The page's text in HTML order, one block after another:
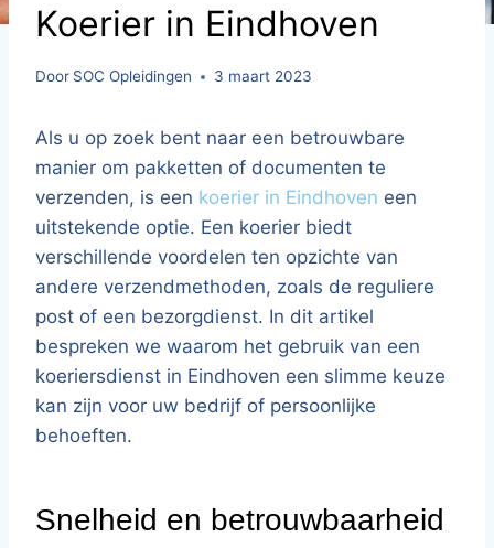
Koerier in Eindhoven
Door SOC Opleidingen 3 maart 2023
Als u op zoek bent naar een betrouwbare
manier om pakketten of documenten te
verzenden, is een koerier in Eindhoven een
uitstekende optie. Een koerier biedt
verschillende voordelen ten opzichte van
andere verzendmethoden, zoals de reguliere
post of een bezorgdienst. In dit artikel
bespreken we waarom het gebruik van een
koeriersdienst in Eindhoven een slimme keuze
kan zijn voor uw bedrijf of persoonlijke
behoeften.
Snelheid en betrouwbaarheid